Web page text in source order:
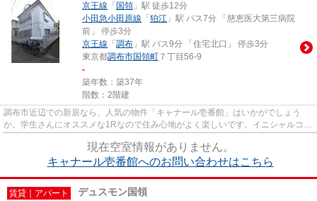
京王線 「 国領 」駅 徒歩12分
小田急小田原線 「 狛江 」駅 バス7分 「慈恵医大第三病院
前」 停歩3分
京王線 「 調布 」駅 バス9分 「住宅北口」 停歩3分
東京都調布市国領町 ７丁目56-9
-
築年数：築37年
階数：2階建
調布市近辺での新居なら、人気の物件「キャナール壱番館」はいかがでしょう
か。学生さんにオススメな1Rなので住み心地がよく楽しいです。イニシャルコス
現在空室情報がありません。
キャナール壱番館へのお問い合わせはこちら
賃貸｜アパート デュスモン国領